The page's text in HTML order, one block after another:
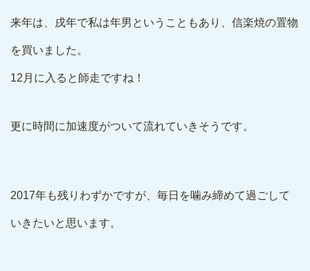
来年は、戌年で私は年男ということもあり、信楽焼の置物
を買いました。
12月に入ると師走ですね！
更に時間に加速度がついて流れていきそうです。
2017年も残りわずかですが、毎日を噛み締めて過ごして
いきたいと思います。